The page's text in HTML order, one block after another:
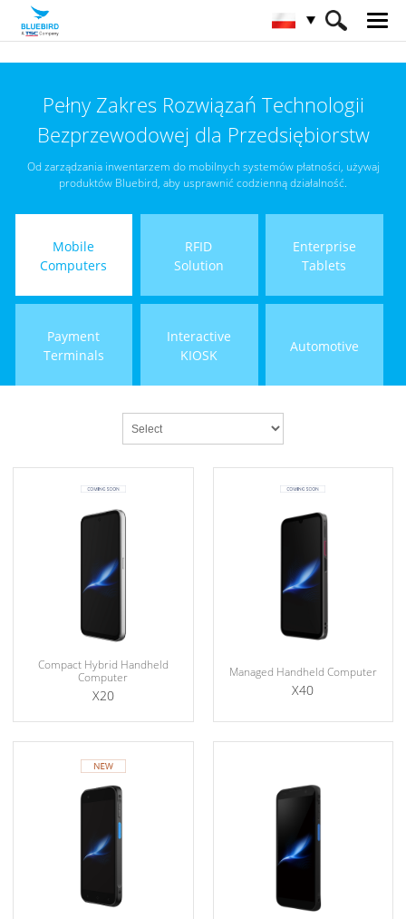
Pełny Zakres Rozwiązań Technologii
Bezprzewodowej dla Przedsiębiorstw
Od zarządzania inwentarzem do mobilnych systemów płatności, używaj
produktów Bluebird, aby usprawnić codzienną działalność.
Mobile
Computers
RFID
Solution
Enterprise
Tablets
Payment
Terminals
Interactive
KIOSK
Automotive
Compact Hybrid Handheld
Computer
X20
Managed Handheld Computer
X40